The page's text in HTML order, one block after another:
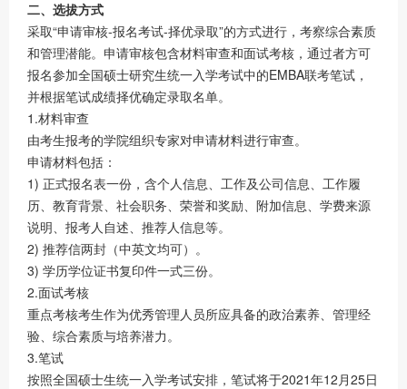
二、选拔方式
采取“申请审核-报名考试-择优录取”的方式进行，考察综合素质
和管理潜能。申请审核包含材料审查和面试考核，通过者方可
报名参加全国硕士研究生统一入学考试中的EMBA联考笔试，
并根据笔试成绩择优确定录取名单。
1.材料审查
由考生报考的学院组织专家对申请材料进行审查。
申请材料包括：
1) 正式报名表一份，含个人信息、工作及公司信息、工作履
历、教育背景、社会职务、荣誉和奖励、附加信息、学费来源
说明、报考人自述、推荐人信息等。
2) 推荐信两封（中英文均可）。
3) 学历学位证书复印件一式三份。
2.面试考核
重点考核考生作为优秀管理人员所应具备的政治素养、管理经
验、综合素质与培养潜力。
3.笔试
按照全国硕士生统一入学考试安排，笔试将于2021年12月25日